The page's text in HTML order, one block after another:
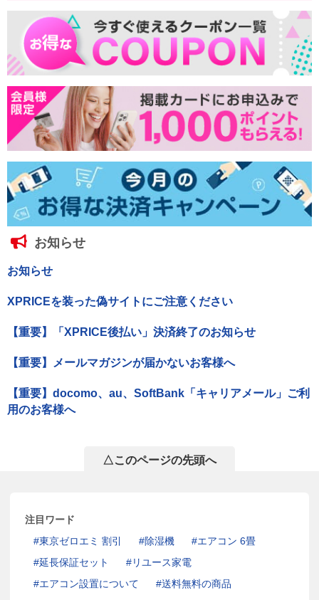
お知らせ
お知らせ
XPRICEを装った偽サイトにご注意ください
【重要】「XPRICE後払い」決済終了のお知らせ
【重要】メールマガジンが届かないお客様へ
【重要】docomo、au、SoftBank「キャリアメール」ご利
用のお客様へ
△このページの先頭へ
注目ワード
東京ゼロエミ 割引
除湿機
エアコン 6畳
延長保証セット
リユース家電
エアコン設置について
送料無料の商品